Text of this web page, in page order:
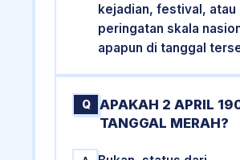
kejadian, festival, atau
peringatan skala
apapun di tanggal
Q
APAKAH 2 APRIL
TANGGAL MERAH?